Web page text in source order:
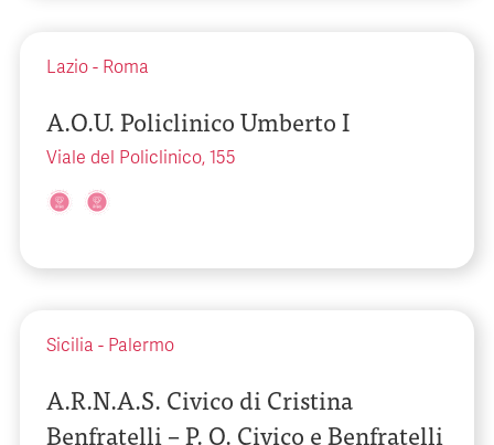
Lazio - Roma
A.O.U. Policlinico Umberto I
Viale del Policlinico, 155
Sicilia - Palermo
A.R.N.A.S. Civico di Cristina
Benfratelli – P. O. Civico e Benfratelli